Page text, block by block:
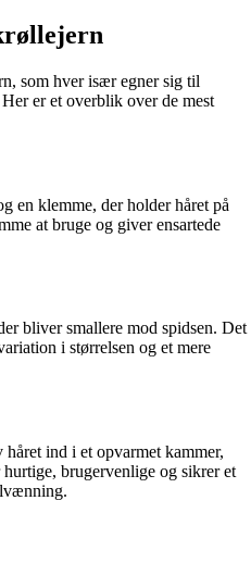
som hver især egner sig til
er et overblik over de mest
en klemme, der holder håret på
at bruge og giver ensartede
bliver smallere mod spidsen. Det
i størrelsen og et mere
ind i et opvarmet kammer,
brugervenlige og sikrer et